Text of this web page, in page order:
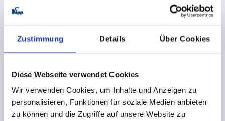
Zustimmung Details Über Cookies
Diese Webseite verwendet Cookies
Wir verwenden Cookies, um Inhalte und Anzeigen zu
personalisieren, Funktionen für soziale Medien anbieten
zu können und die Zugriffe auf unsere Website zu
zzgl. MwSt.
K2201